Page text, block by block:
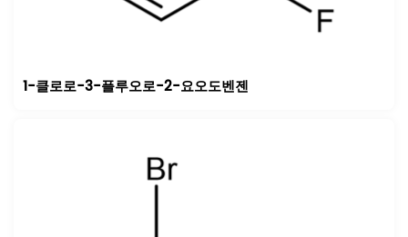
1-클로로-3-플루오로-2-요오도벤젠